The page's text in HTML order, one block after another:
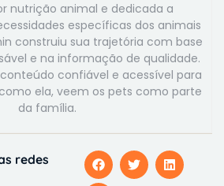
nutrição animal e dedicada a
específicas dos animais
construiu sua trajetória com base
e na informação de qualidade.
confiável e acessível para
ela, veem os pets como parte
da família.
redes